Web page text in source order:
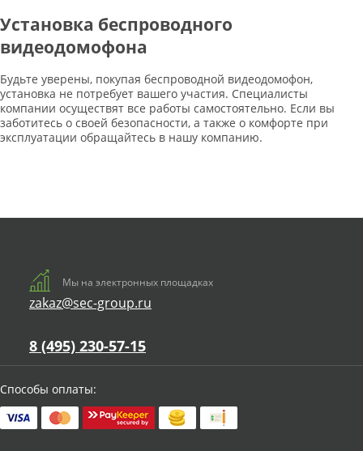
Установка беспроводного
видеодомофона
Будьте уверены, покупая беспроводной видеодомофон,
установка не потребует вашего участия. Специалисты
компании осуществят все работы самостоятельно. Если вы
заботитесь о своей безопасности, а также о комфорте при
эксплуатации обращайтесь в нашу компанию.
Мы на электронных площадках
zakaz@sec-group.ru
8 (495) 230-57-15
Способы оплаты: